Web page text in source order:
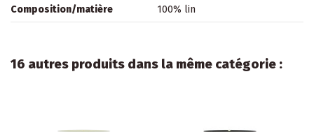
Composition/matière 100% lin
16 autres produits dans la même catégorie :